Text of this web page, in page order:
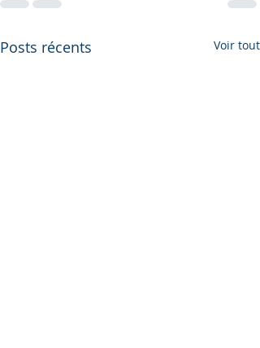
Posts récents Voir tout